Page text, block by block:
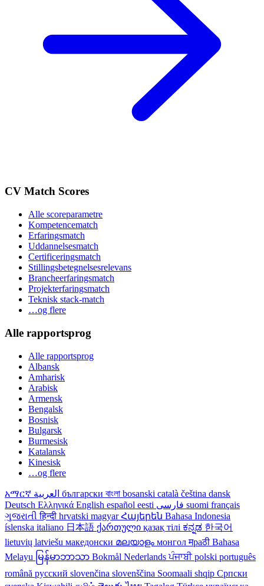
CV Match Scores
Alle scoreparametre
Kompetencematch
Erfaringsmatch
Uddannelsesmatch
Certificeringsmatch
Stillingsbetegnelsesrelevans
Brancheerfaringsmatch
Projekterfaringsmatch
Teknisk stack-match
…og flere
Alle rapportsprog
Alle rapportsprog
Albansk
Amharisk
Arabisk
Armensk
Bengalsk
Bosnisk
Bulgarsk
Burmesisk
Katalansk
Kinesisk
…og flere
አማርኛ български বাংলা bosanski català čeština dansk
Deutsch Ελληνικά English español eesti suomi français
ગુજરાતીहिन्दी hrvatski magyarՀայերեն Bahasa Indonesia
íslenska italiano 日本語 ქართული қазақ тілі ಕನ್ನಡ 한국어
lietuvių latviešu македонски മലയാളം монголमраठी Bahasa
Melayu မြန်မာဘာသာ Bokmål Nederlandsਪੰਜਾਬੀpolski português
română русский slovenčina slovenščina Soomaali shqip Српски